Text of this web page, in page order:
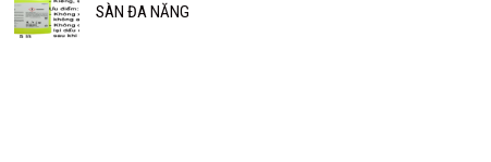
SÀN ĐA NĂNG